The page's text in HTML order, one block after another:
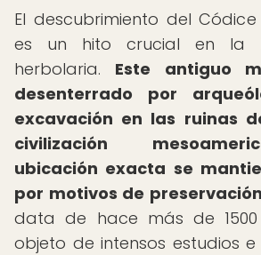
El descubrimiento del
es un hito crucial en la
herbolaria. Este antiguo
desenterrado por
excavación en las ruinas
civilización
ubicación exacta se
por motivos de
data de hace más de
objeto de intensos estudios e